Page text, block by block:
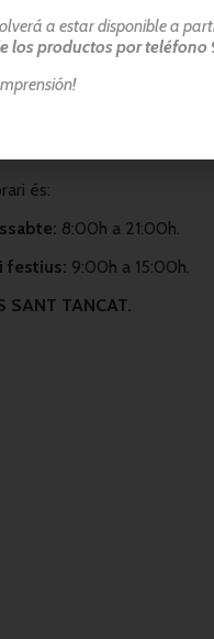
garantir l’absència
amb el nostre personal.
és:
8:00h a 21:00h.
festius: 9:00h a 15:00h.
SANT TANCAT.
a estar disponible a
los productos por teléfono